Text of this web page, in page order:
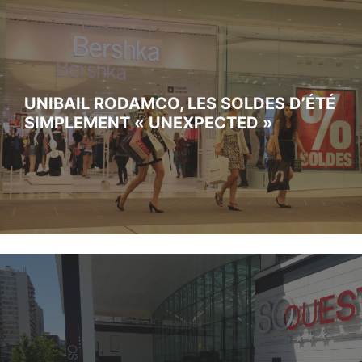
UNIBAIL RODAMCO, LES SOLDES D’ÉTÉ
SIMPLEMENT « UNEXPECTED »